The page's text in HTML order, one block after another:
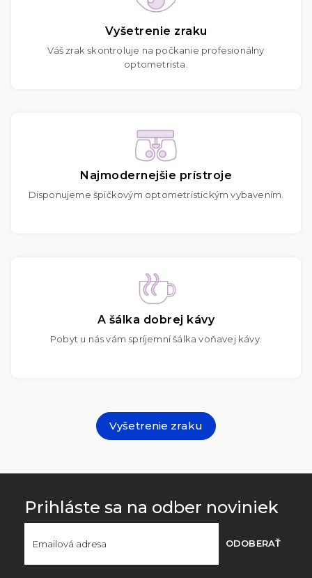
Vyšetrenie zraku
Váš zrak skontroluje na počkanie profesionálny
optometrista.
Najmodernejšie prístroje
Disponujeme špičkovým optometristickým vybavením.
A šálka dobrej kávy
Pobyt u nás vám spríjemní šálka voňavej kávy.
Vyšetrenie zraku
Prihláste sa na odber noviniek
ODOBERAŤ